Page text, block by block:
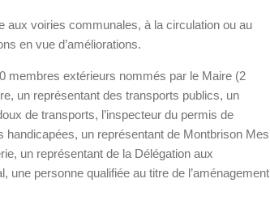
aux voiries communales, à la circulation ou au
en vue d’améliorations.
membres extérieurs nommés par le Maire (2
un représentant des transports publics, un
de transports, l’inspecteur du permis de
un représentant de Montbrison Mes
un représentant de la Délégation aux
une personne qualifiée au titre de l’aménagement